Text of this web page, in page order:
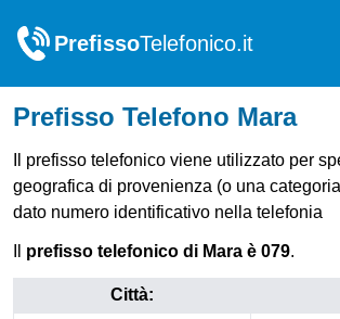
PrefissoTelefonico.it
Prefisso Telefono Mara
Il prefisso telefonico viene utilizzato per
geografica di provenienza (o una
dato numero identificativo nella telefonia
prefisso telefonico di Mara è 079.
Città: